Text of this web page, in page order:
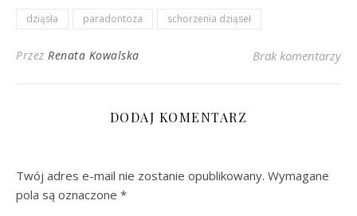
dziąsła paradontoza schorzenia dziąseł
Przez Renata Kowalska Brak komentarzy
DODAJ KOMENTARZ
Twój adres e-mail nie zostanie opublikowany. Wymagane
pola są oznaczone *